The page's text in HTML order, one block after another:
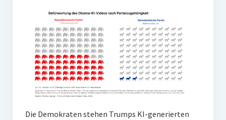
Die Demokraten stehen Trumps KI-generierten